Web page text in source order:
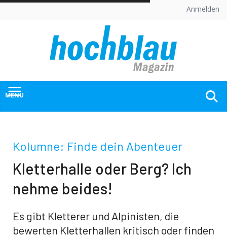
Skip
Anmelden
MENÜ
Kolumne: Finde dein Abenteuer
Kletterhalle oder Berg? Ich
nehme beides!
Es gibt Kletterer und Alpinisten, die
bewerten Kletterhallen kritisch oder finden